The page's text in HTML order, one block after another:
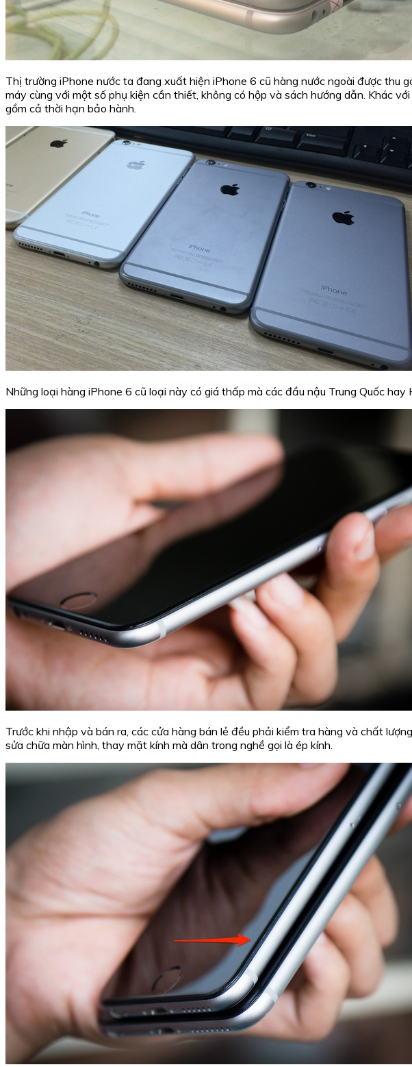
Thị trường iPhone nước ta đang xuất hiện iPhone 6 cũ hàng nước ngoài được thu
máy cùng với một số phụ kiện cần thiết, không có hộp và sách hướng dẫn. Khác
gồm cả thời hạn bảo hành.
Những loại hàng iPhone 6 cũ loại này có giá thấp mà các đầu nậu Trung Quốc
Trước khi nhập và bán ra, các cửa hàng bán lẻ đều phải kiểm tra hàng và chất
sửa chữa màn hình, thay mặt kính mà dân trong nghề gọi là ép kính.